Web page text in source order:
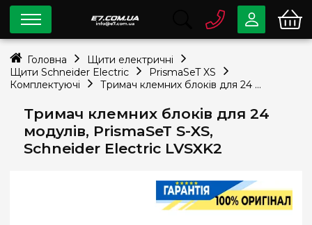
Тримач клемних блоків для 24
модулів, PrismaSeT S-XS,
Schneider Electric LVSXK2
0 800
Безкоштовно
info@e7.com.ua
044 334-79-78
Viber Telegram
Головна
Щити електричні
Щити Schneider Electric
PrismaSeT XS
Комплектуючі
Тримач клемних блоків для 24 модулів, PrismaSeT S-XS, Schneider Electric LVSXK2